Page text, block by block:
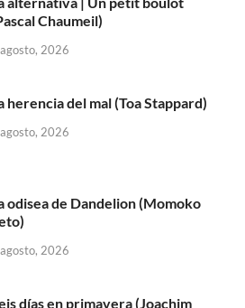
Chaumeil)
2026
herencia del mal (Toa Stappard)
2026
odisea de Dandelion (Momoko
2026
días en primavera (Joachim